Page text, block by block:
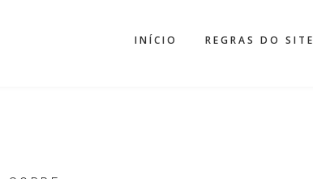
INÍCIO REGRAS DO SITE